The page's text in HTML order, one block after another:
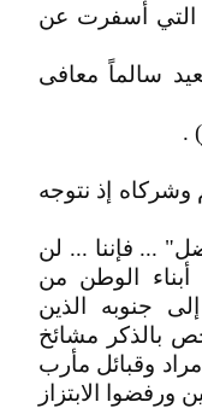
التي أسفرت عن
سالماً معافى
.
وشركاه إذ نتوجه
... فإننا ... لن
الوطن من
جنوبه الذين
بالذكر مشائخ
مراد وقبائل مأرب
ورفضوا الابتزاز